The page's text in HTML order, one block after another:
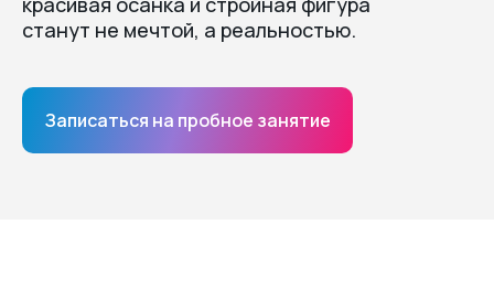
станут не мечтой, а реальностью.
Записаться на пробное занятие